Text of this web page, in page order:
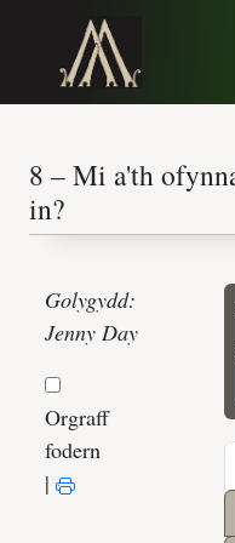
Golygydd:
Jenny Day
Orgraff
fodern
|